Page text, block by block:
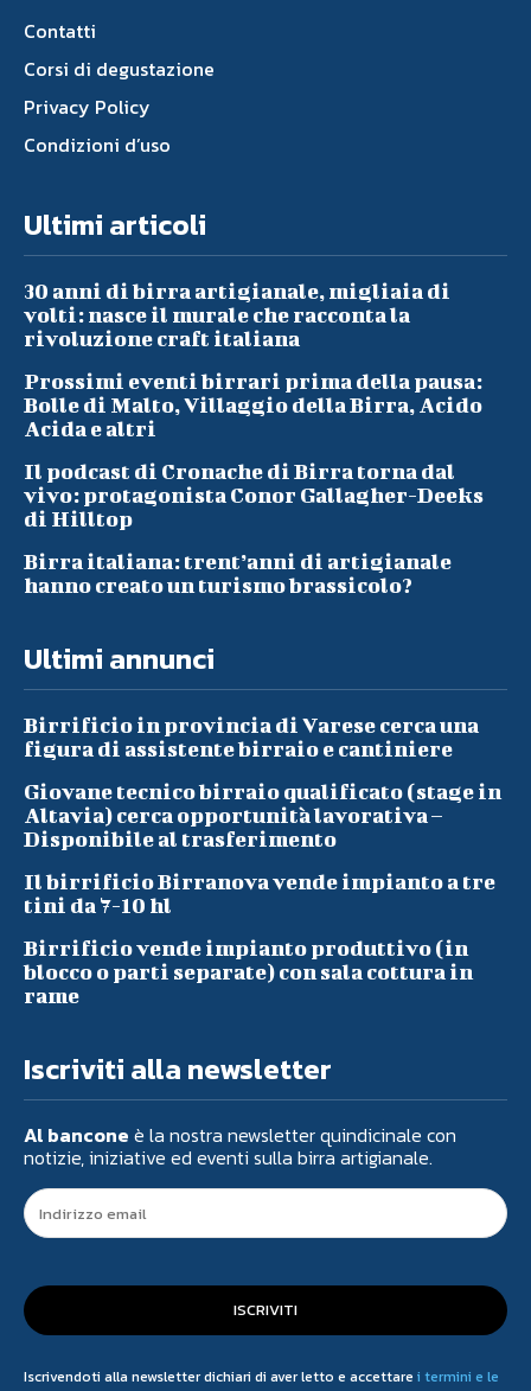
Contatti
Corsi di degustazione
Privacy Policy
Condizioni d’uso
Ultimi articoli
30 anni di birra artigianale, migliaia di
volti: nasce il murale che racconta la
rivoluzione craft italiana
Prossimi eventi birrari prima della pausa:
Bolle di Malto, Villaggio della Birra, Acido
Acida e altri
Il podcast di Cronache di Birra torna dal
vivo: protagonista Conor Gallagher-Deeks
di Hilltop
Birra italiana: trent’anni di artigianale
hanno creato un turismo brassicolo?
Ultimi annunci
Birrificio in provincia di Varese cerca una
figura di assistente birraio e cantiniere
Giovane tecnico birraio qualificato (stage in
Altavia) cerca opportunità lavorativa –
Disponibile al trasferimento
Il birrificio Birranova vende impianto a tre
tini da 7-10 hl
Birrificio vende impianto produttivo (in
blocco o parti separate) con sala cottura in
rame
Iscriviti alla newsletter
Al bancone è la nostra newsletter quindicinale con
notizie, iniziative ed eventi sulla birra artigianale.
ISCRIVITI
Iscrivendoti alla newsletter dichiari di aver letto e accettare i termini e le